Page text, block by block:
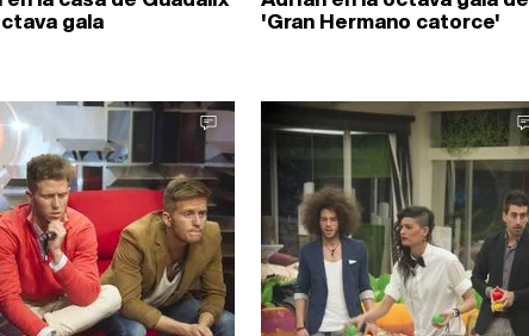
gala 'Gran Hermano catorce'